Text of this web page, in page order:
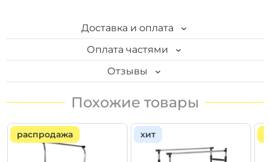
Доставка и оплата
Доставка
1. Самовывоз. Бесплатно
Вы можете заказать товар на сайте, а забрать в
магазине АксХоум по адресу:
Брест, ул. Вычулки, 129/2
Минский р-н, Ждановичский с/с, д. Каменная
Горка, ул. САДОВАЯ, дом № 3В (пн. - пт. с 8.30 до
Оплата частями
Кредит "На родные товары"
Онлайн рассрочка
Карты рассрочек
Онлайн кредит
Отзывы
Написать отзыв
Отзывы покупателей (0)
распродажа хит